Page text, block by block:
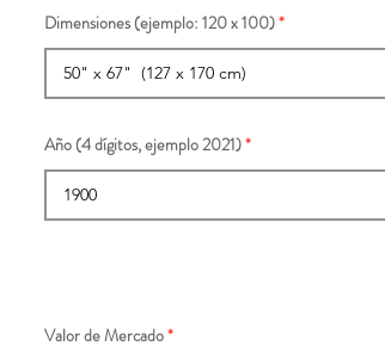
Dimensiones (ejemplo: 120 x 100)
Año (4 dígitos, ejemplo 2021)
Valor de Mercado